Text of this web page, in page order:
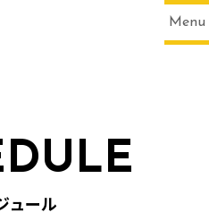
Menu
ュール